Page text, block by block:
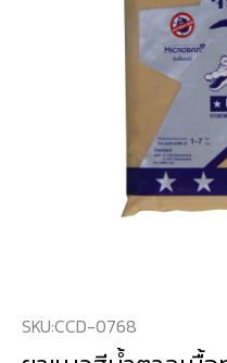
SKU:CCD-0768